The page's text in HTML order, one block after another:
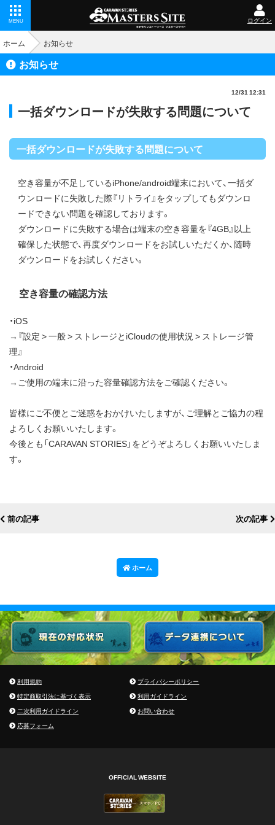
MENU ログイン
ホーム お知らせ
お知らせ
12/31 12:31
一括ダウンロードが失敗する問題について
一括ダウンロードが失敗する問題について
空き容量が不足しているiPhone/android端末において、一括ダ
ウンロードに失敗した際『リトライ』をタップしてもダウンロ
ードできない問題を確認しております。
ダウンロードに失敗する場合は端末の空き容量を『4GB』以上
確保した状態で、再度ダウンロードをお試しいただくか、随時
ダウンロードをお試しください。
空き容量の確認方法
・iOS
→『設定 > 一般 > ストレージとiCloudの使用状況 > ストレージ管
理』
・Android
→ご使用の端末に沿った容量確認方法をご確認ください。
皆様にご不便とご迷惑をおかけいたしますが、ご理解とご協力の程
よろしくお願いいたします。
今後とも「CARAVAN STORIES」をどうぞよろしくお願いいたしま
す。
前の記事 次の記事
ホーム
利用規約
プライバシーポリシー
特定商取引法に基づく表示
利用ガイドライン
二次利用ガイドライン
お問い合わせ
応募フォーム
OFFICIAL WEBSITE